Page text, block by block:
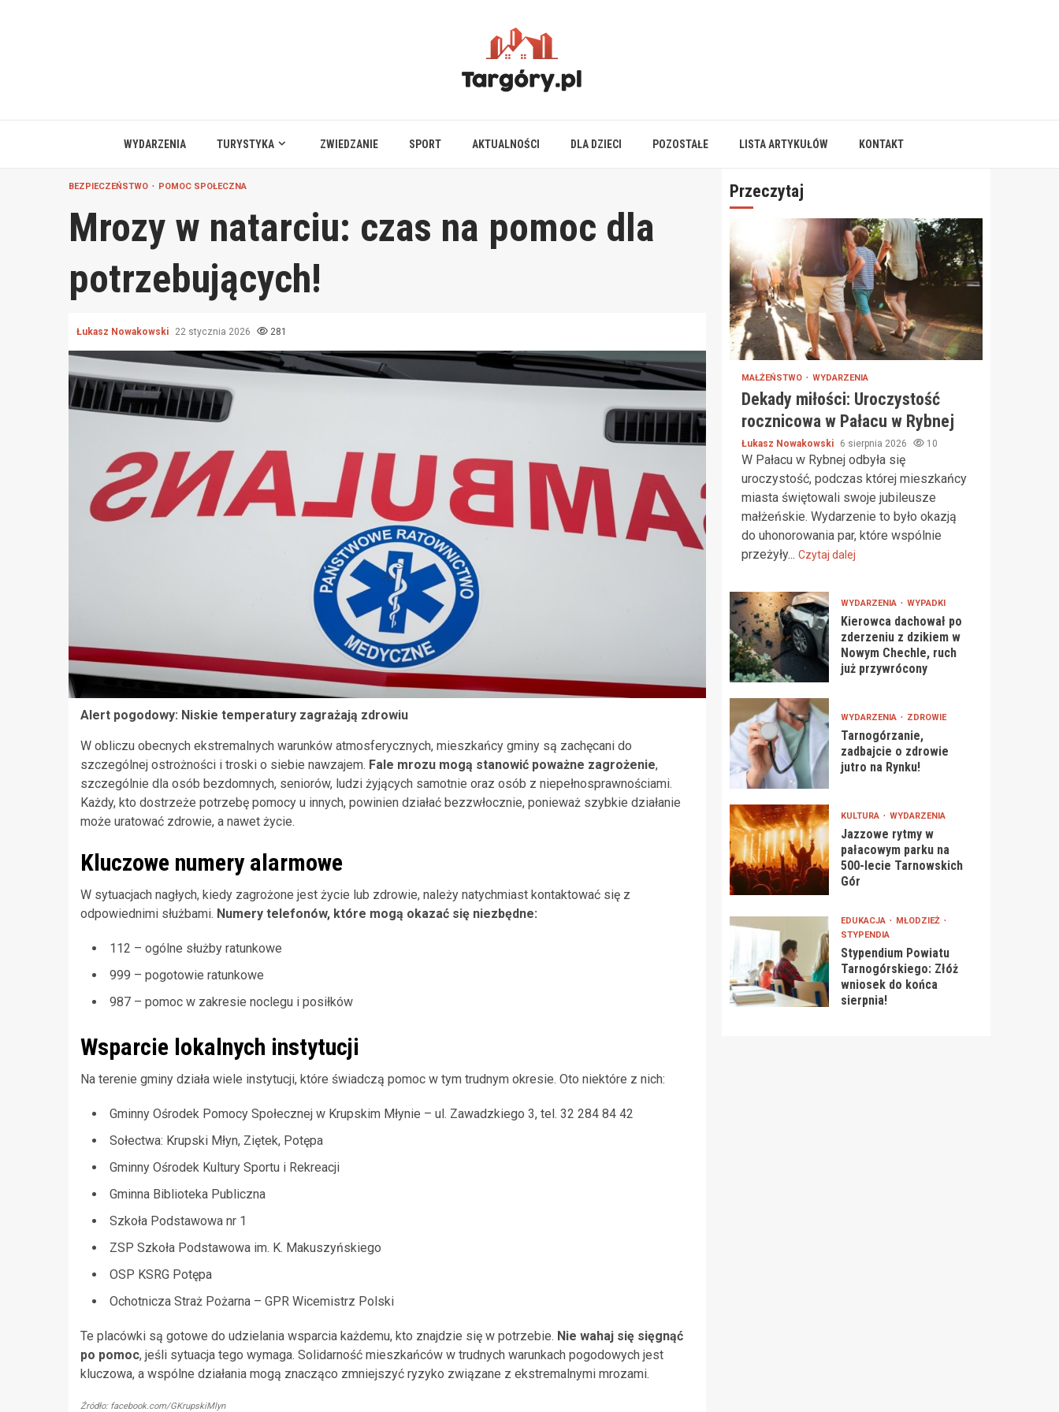
WYDARZENIA TURYSTYKA ZWIEDZANIE SPORT AKTUALNOŚCI DLA DZIECI POZOSTAŁE LISTA ARTYKUŁÓW KONTAKT
BEZPIECZEŃSTWO POMOC SPOŁECZNA
Mrozy w natarciu: czas na pomoc dla
potrzebujących!
Łukasz Nowakowski 22 stycznia 2026 281
Alert pogodowy: Niskie temperatury zagrażają zdrowiu
W obliczu obecnych ekstremalnych warunków atmosferycznych, mieszkańcy gminy są zachęcani do
szczególnej ostrożności i troski o siebie nawzajem. Fale mrozu mogą stanowić poważne zagrożenie,
szczególnie dla osób bezdomnych, seniorów, ludzi żyjących samotnie oraz osób z niepełnosprawnościami.
Każdy, kto dostrzeże potrzebę pomocy u innych, powinien działać bezzwłocznie, ponieważ szybkie działanie
może uratować zdrowie, a nawet życie.
Kluczowe numery alarmowe
W sytuacjach nagłych, kiedy zagrożone jest życie lub zdrowie, należy natychmiast kontaktować się z
odpowiednimi służbami. Numery telefonów, które mogą okazać się niezbędne:
112 – ogólne służby ratunkowe
999 – pogotowie ratunkowe
987 – pomoc w zakresie noclegu i posiłków
Wsparcie lokalnych instytucji
Na terenie gminy działa wiele instytucji, które świadczą pomoc w tym trudnym okresie. Oto niektóre z nich:
Gminny Ośrodek Pomocy Społecznej w Krupskim Młynie – ul. Zawadzkiego 3, tel. 32 284 84 42
Sołectwa: Krupski Młyn, Ziętek, Potępa
Gminny Ośrodek Kultury Sportu i Rekreacji
Gminna Biblioteka Publiczna
Szkoła Podstawowa nr 1
ZSP Szkoła Podstawowa im. K. Makuszyńskiego
OSP KSRG Potępa
Ochotnicza Straż Pożarna – GPR Wicemistrz Polski
Te placówki są gotowe do udzielania wsparcia każdemu, kto znajdzie się w potrzebie. Nie wahaj się sięgnąć
po pomoc, jeśli sytuacja tego wymaga. Solidarność mieszkańców w trudnych warunkach pogodowych jest
kluczowa, a wspólne działania mogą znacząco zmniejszyć ryzyko związane z ekstremalnymi mrozami.
Źródło: facebook.com/GKrupskiMlyn
Przeczytaj
MAŁŻEŃSTWO WYDARZENIA
Dekady miłości: Uroczystość
rocznicowa w Pałacu w Rybnej
Łukasz Nowakowski 6 sierpnia 2026 10
W Pałacu w Rybnej odbyła się
uroczystość, podczas której mieszkańcy
miasta świętowali swoje jubileusze
małżeńskie. Wydarzenie to było okazją
do uhonorowania par, które wspólnie
przeżyły... Czytaj dalej
WYDARZENIA WYPADKI
Kierowca dachował po
zderzeniu z dzikiem w
Nowym Chechle, ruch
już przywrócony
WYDARZENIA ZDROWIE
Tarnogórzanie,
zadbajcie o zdrowie
jutro na Rynku!
KULTURA WYDARZENIA
Jazzowe rytmy w
pałacowym parku na
500-lecie Tarnowskich
Gór
EDUKACJA
MŁODZIEŻ
STYPENDIA
Stypendium Powiatu
Tarnogórskiego: Złóż
wniosek do końca
sierpnia!